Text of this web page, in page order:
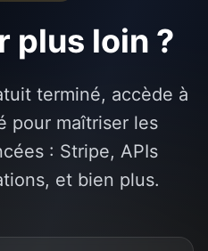
plus loin ?
terminé, accède à
pour maîtriser les
: Stripe, APIs
et bien plus.